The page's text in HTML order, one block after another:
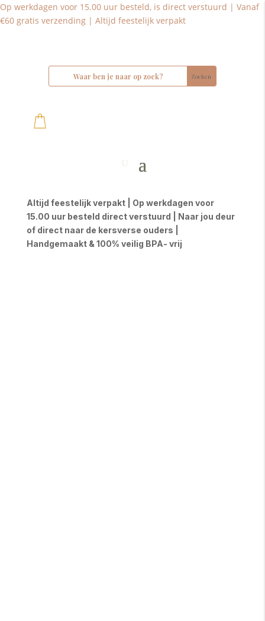
Op werkdagen voor 15.00 uur besteld, is direct verstuurd | Vanaf
€60 gratis verzending | Altijd feestelijk verpakt
Altijd feestelijk verpakt | Op werkdagen voor
15.00 uur besteld direct verstuurd | Naar jou deur
of direct naar de kersverse ouders |
Handgemaakt & 100% veilig BPA- vrij